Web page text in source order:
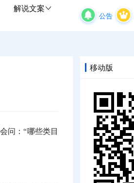
解说文案
公告
问：“哪些类目
移动版